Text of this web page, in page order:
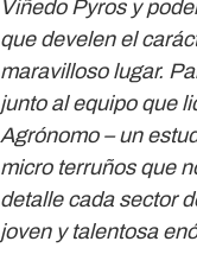
Viñedo Pyros y
que develen el
maravilloso lugar.
junto al equipo que
Agrónomo– un
micro terruños que
detalle cada sector
joven y talentosa